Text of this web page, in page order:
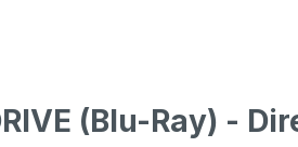
(Blu-Ray) -